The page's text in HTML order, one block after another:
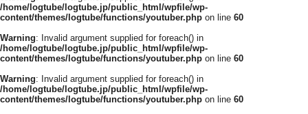
/home/logtube/logtube.jp/public_html/wpfile/wp-
content/themes/logtube/functions/youtuber.php on line 60
Warning: Invalid argument supplied for foreach() in
/home/logtube/logtube.jp/public_html/wpfile/wp-
content/themes/logtube/functions/youtuber.php on line 60
Warning: Invalid argument supplied for foreach() in
/home/logtube/logtube.jp/public_html/wpfile/wp-
content/themes/logtube/functions/youtuber.php on line 60